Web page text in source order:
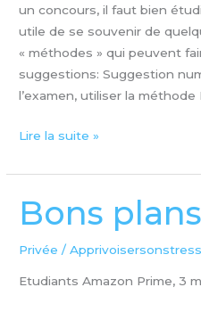
un concours, il faut bien
utile de se souvenir de
« méthodes » qui peuvent
suggestions: Suggestion
l’examen, utiliser la méthode
Lire la suite »
Bons plans
Privée /
Etudiants Amazon Prime, 3
Bons
plans